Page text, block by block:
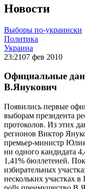
Новости
Выборы по-украински
Политика
Украина
23:2107 фев 2010
Официальные
В.Янукович
Появились первые
выборам президента
протоколов. Из этих
регионов Виктор
премьер-министр
ни одного кандидата
1,41% бюллетеней.
избирательных
нескольких участках